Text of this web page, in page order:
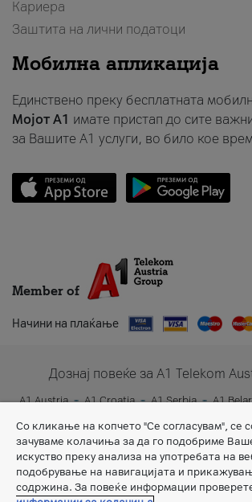
Кариера
Заштита на лични податоци
Мобилна апликација
Единствено преку бесплатната
Мојот A1 имате пристап до сите
за Вашите A1 услуги, во било кое
Member of
Начини на плаќање
Дознај повеќе за A1 Telekom
A1 Austria A1 Croatia A1 Serbia A1
Со кликање на копчето "Се согласувам", се
зачуваме колачиња за да го подобриме
искуство преку анализа на употребата на
подобрување на навигацијата и
содржина. За повеќе информации